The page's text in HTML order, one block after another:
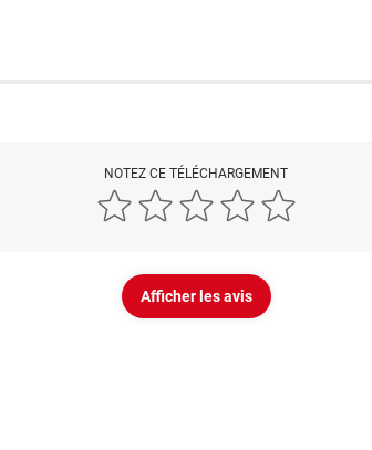
NOTEZ CE TÉLÉCHARGEMENT
Afficher les avis